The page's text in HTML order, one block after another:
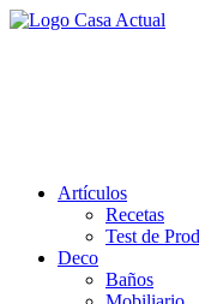
Saltar
Artículos
Recetas
Test de
Deco
Baños